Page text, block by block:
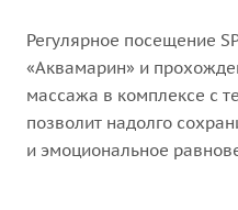
Регулярное посещение
«Аквамарин» и
массажа в комплексе с
позволит надолго
и эмоциональное